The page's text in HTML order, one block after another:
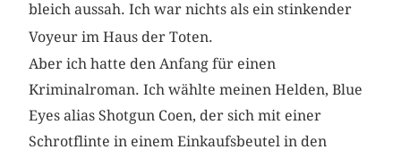
bleich aussah. Ich war nichts als ein stinkender
Voyeur im Haus der Toten.
Aber ich hatte den Anfang für einen
Kriminalroman. Ich wählte meinen Helden, Blue
Eyes alias Shotgun Coen, der sich mit einer
Schrotflinte in einem Einkaufsbeutel in den